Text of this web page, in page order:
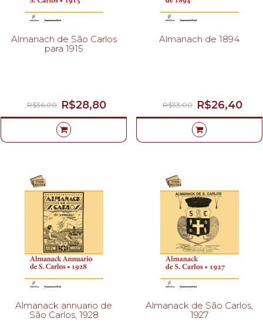
Almanach de São Carlos
para 1915
R$28,80
R$36,00
Almanach de 1894
R$26,40
R$33,00
Almanack annuario de
São Carlos, 1928
Almanack de São Carlos,
1927